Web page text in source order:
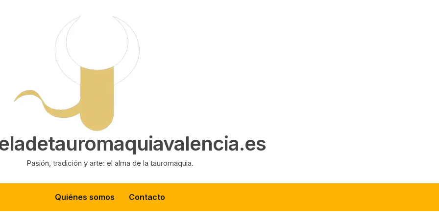
Pasión, tradición y arte: el alma de la tauromaquia.
Quiénes somos Contacto